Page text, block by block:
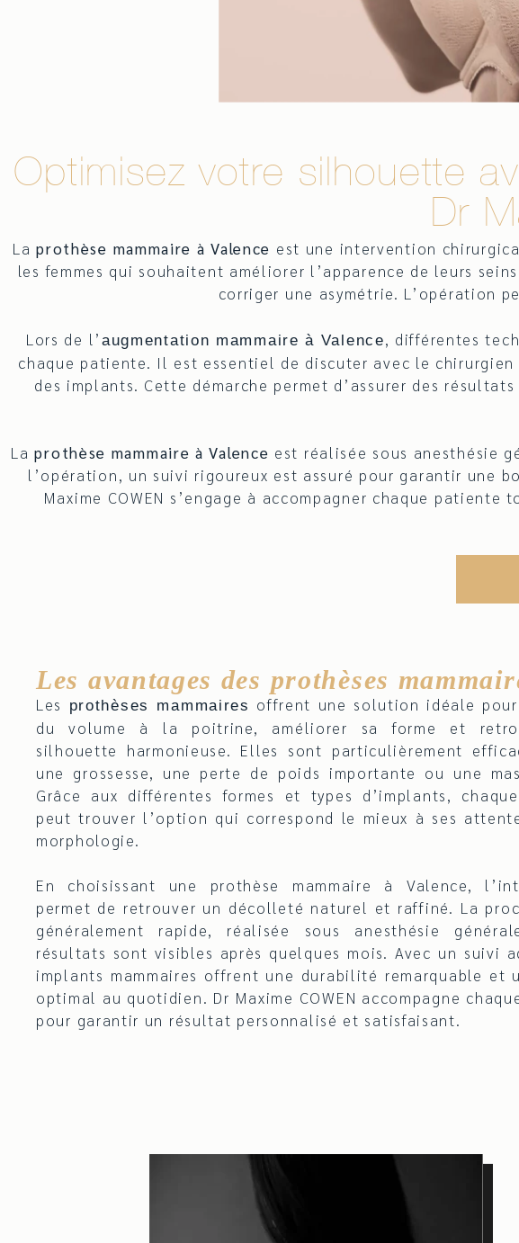
Optimisez votre silhouette
Dr
Laprothèse mammaire à Valence est une intervention
les femmes qui souhaitent améliorer l’apparence de leurs
corriger une asymétrie. L’opération
Lors de l’ augmentation mammaire à Valence, différentes
chaque patiente. Il est essentiel de discuter avec le
des implants. Cette démarche permet d’assurer des
Laprothèse mammaire à Valence est réalisée sous anesthésie
l’opération, un suivi rigoureux est assuré pour garantir une
Maxime COWEN s’engage à accompagner chaque
Les avantages des prothèses
Les prothèses mammaires offrent une solution idéale pour
du volume à la poitrine, améliorer sa forme et
silhouette harmonieuse. Elles sont particulièrement
une grossesse, une perte de poids importante ou une
Grâce aux différentes formes et types d’implants,
peut trouver l’option qui correspond le mieux à ses
morphologie.
En choisissant une prothèse mammaire à Valence,
permet de retrouver un décolleté naturel et raffiné. La
généralement rapide, réalisée sous anesthésie
résultats sont visibles après quelques mois. Avec un suivi
implants mammaires offrent une durabilité remarquable et
optimal au quotidien. Dr Maxime COWEN accompagne
pour garantir un résultat personnalisé et satisfaisant.